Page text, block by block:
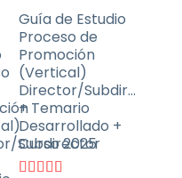
Guía de Estudio
Proceso de
Promoción
(Vertical)
Director/Subdirector
+ Temario
Desarrollado +
Curso 2025